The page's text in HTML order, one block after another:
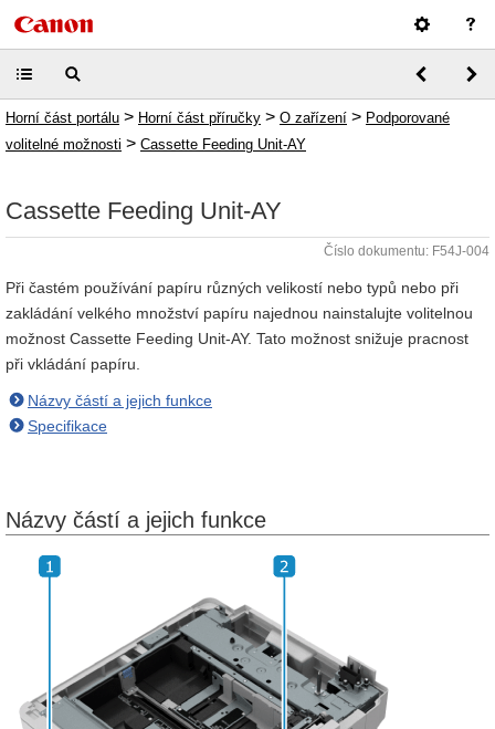
Horní část portálu > Horní část příručky > O zařízení > Podporované
volitelné možnosti > Cassette Feeding Unit-AY
Cassette Feeding Unit-AY
Číslo dokumentu: F54J-004
Při častém používání papíru různých velikostí nebo typů nebo při
zakládání velkého množství papíru najednou nainstalujte volitelnou
možnost Cassette Feeding Unit-AY. Tato možnost snižuje pracnost
při vkládání papíru.
Názvy částí a jejich funkce
Specifikace
Názvy částí a jejich funkce